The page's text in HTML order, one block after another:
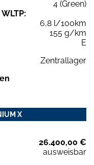
4 (Green)
6,8 l/100km
155 g/km
E
Zentrallager
X
26.400,00 €
ausweisbar